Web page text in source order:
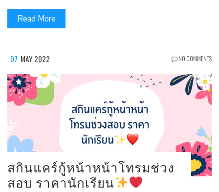
Read More
07 MAY 2022 NO COMMENTS
สกินแคร์กู้หน้าหน้าโทรมช่วง
สอบ ราคานักเรียน